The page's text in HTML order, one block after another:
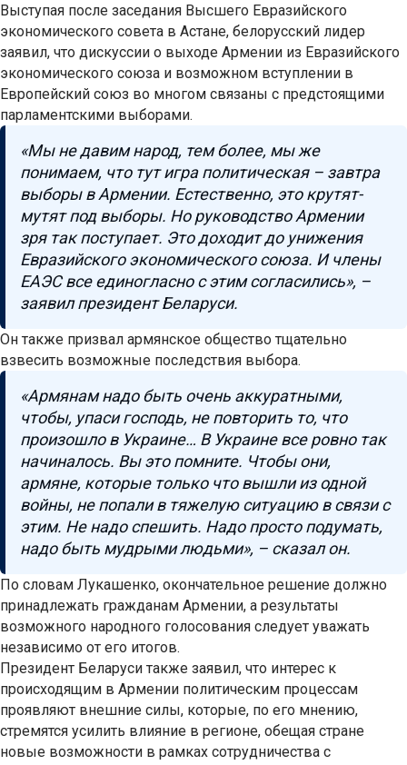
Выступая после заседания Высшего Евразийского
экономического совета в Астане, белорусский лидер
заявил, что дискуссии о выходе Армении из Евразийского
экономического союза и возможном вступлении в
Европейский союз во многом связаны с предстоящими
парламентскими выборами.
«Мы не давим народ, тем более, мы же
понимаем, что тут игра политическая – завтра
выборы в Армении. Естественно, это крутят-
мутят под выборы. Но руководство Армении
зря так поступает. Это доходит до унижения
Евразийского экономического союза. И члены
ЕАЭС все единогласно с этим согласились», –
заявил президент Беларуси.
Он также призвал армянское общество тщательно
взвесить возможные последствия выбора.
«Армянам надо быть очень аккуратными,
чтобы, упаси господь, не повторить то, что
произошло в Украине… В Украине все ровно так
начиналось. Вы это помните. Чтобы они,
армяне, которые только что вышли из одной
войны, не попали в тяжелую ситуацию в связи с
этим. Не надо спешить. Надо просто подумать,
надо быть мудрыми людьми», – сказал он.
По словам Лукашенко, окончательное решение должно
принадлежать гражданам Армении, а результаты
возможного народного голосования следует уважать
независимо от его итогов.
Президент Беларуси также заявил, что интерес к
происходящим в Армении политическим процессам
проявляют внешние силы, которые, по его мнению,
стремятся усилить влияние в регионе, обещая стране
новые возможности в рамках сотрудничества с